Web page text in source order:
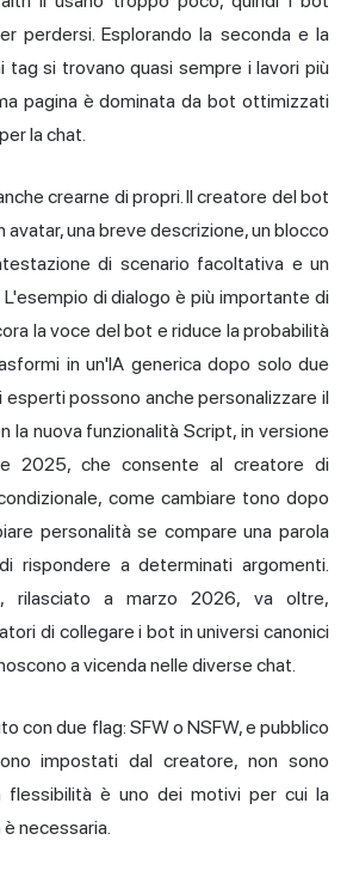
perdersi. Esplorando la seconda e la
tag si trovano quasi sempre i lavori più
pagina è dominata da bot ottimizzati
la chat.
crearne di propri. Il creatore del bot
avatar, una breve descrizione, un blocco
di scenario facoltativa e un
di dialogo è più importante di
la voce del bot e riduce la probabilità
in un'IA generica dopo solo due
esperti possono anche personalizzare il
la nuova funzionalità Script, in versione
2025, che consente al creatore di
come cambiare tono dopo
personalità se compare una parola
rispondere a determinati argomenti.
rilasciato a marzo 2026, va oltre,
di collegare i bot in universi canonici
a vicenda nelle diverse chat.
con due flag: SFW o NSFW, e pubblico
impostati dal creatore, non sono
flessibilità è uno dei motivi per cui la
necessaria.